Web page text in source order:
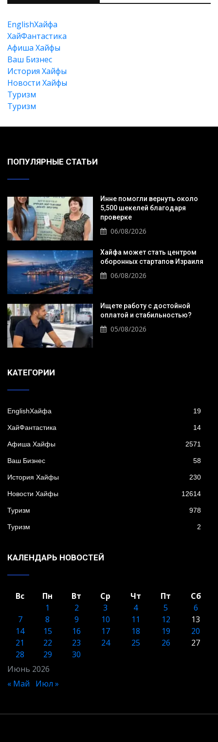
EnglishХайфа
XайФантастика
Афиша Хайфы
Ваш Бизнес
История Хайфы
Новости Хайфы
Туризм
Туризм
ПОПУЛЯРНЫЕ СТАТЬИ
Инне помогли вернуть около
5,500 шекелей благодаря
проверке
06/08/2026
Хайфа может стать центром
оборонных стартапов Израиля
06/08/2026
Ищете работу с достойной
оплатой и стабильностью?
05/08/2026
KАТЕГОРИИ
EnglishХайфа 19
XайФантастика 14
Афиша Хайфы 2571
Ваш Бизнес 58
История Хайфы 230
Новости Хайфы 12614
Туризм 978
Туризм 2
КАЛЕНДАРЬ НОВОСТЕЙ
Июнь 2026
Вс Пн Вт Ср Чт Пт
Сб
1
2 3 4 5
6
7
8 9 10 11 12
13
14
15 16 17 18 19
20
21
22 23 24 25 26
27
28
29 30
« Май Июл »